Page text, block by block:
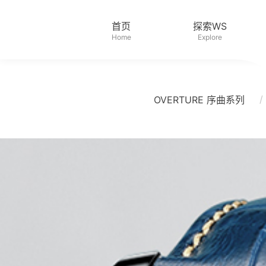
首页
Home
探索WS
Explore
OVERTURE 序曲系列 /